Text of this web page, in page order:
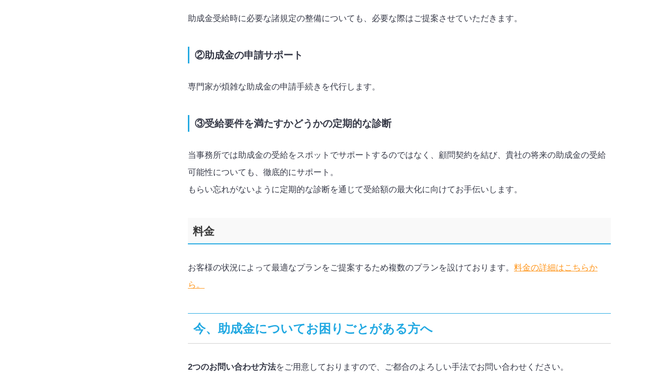
助成金受給時に必要な諸規定の整備についても、必要な際はご提案させていただきます。
②助成金の申請サポート
専門家が煩雑な助成金の申請手続きを代行します。
③受給要件を満たすかどうかの定期的な診断
当事務所では助成金の受給をスポットでサポートするのではなく、顧問契約を結び、貴社の将来の助成金の受給
可能性についても、徹底的にサポート。
もらい忘れがないように定期的な診断を通じて受給額の最大化に向けてお手伝いします。
料金
お客様の状況によって最適なプランをご提案するため複数のプランを設けております。 料金の詳細はこちらか
ら。
今、助成金についてお困りごとがある方へ
2つのお問い合わせ方法をご用意しておりますので、ご都合のよろしい手法でお問い合わせください。